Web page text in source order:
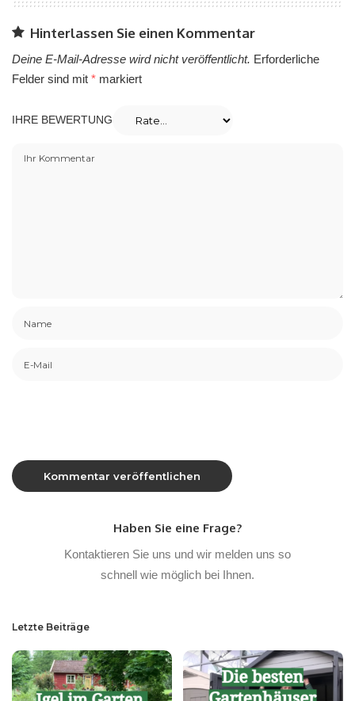
Hinterlassen Sie einen Kommentar
Deine E-Mail-Adresse wird nicht veröffentlicht. Erforderliche
Felder sind mit * markiert
IHRE BEWERTUNG
Haben Sie eine Frage?
Kontaktieren Sie uns und wir melden uns so
schnell wie möglich bei Ihnen.
Letzte Beiträge